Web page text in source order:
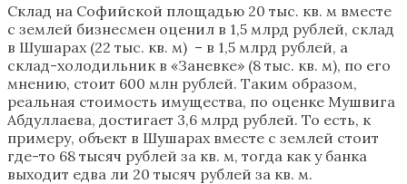
Склад на Софийской площадью 20 тыс. кв. м вместе
с землей бизнесмен оценил в 1,5 млрд рублей, склад
в Шушарах (22 тыс. кв. м) – в 1,5 млрд рублей, а
склад-холодильник в «Заневке» (8 тыс. кв. м), по его
мнению, стоит 600 млн рублей. Таким образом,
реальная стоимость имущества, по оценке Мушвига
Абдуллаева, достигает 3,6 млрд рублей. То есть, к
примеру, объект в Шушарах вместе с землей стоит
где-то 68 тысяч рублей за кв. м, тогда как у банка
выходит едва ли 20 тысяч рублей за кв. м.